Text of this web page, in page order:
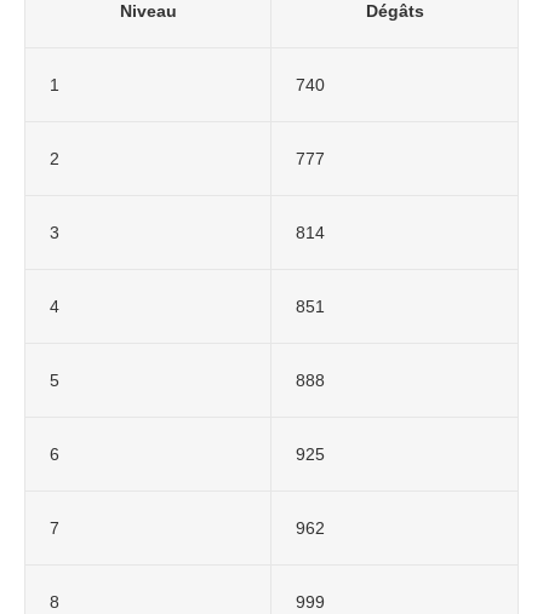
Niveau Dégâts
1 740
2 777
3 814
4 851
5 888
6 925
7 962
8 999